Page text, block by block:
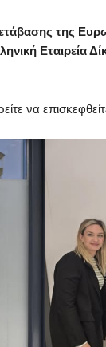
της
Εταιρεία
να